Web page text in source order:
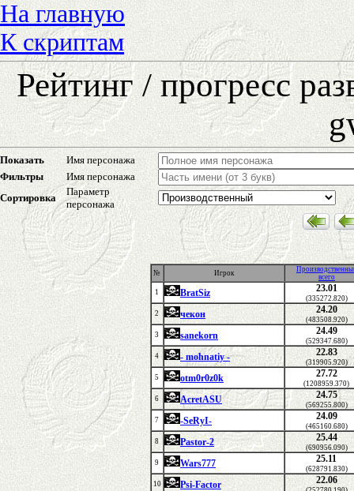
На главную
К скриптам
Рейтинг / прогресс
Показать
Имя персонажа
Фильтры
Имя персонажа
Сортировка
Параметр
персонажа
№ Игрок
всего
1
BratSiz 23.01
(335272.820)
2
чекон 24.20
(483508.920)
3
sanekorn 24.49
(529347.680)
4
- mohnatiy - 22.83
(319905.920)
5
otm0r0z0k 27.72
(1208959.370)
6
AcretASU 24.75
(569255.800)
7
-SeRyI- 24.09
(465160.680)
8
Pastor-2 25.44
(690956.090)
9
Wars777 25.11
(628791.830)
10
Psi-Factor 22.06